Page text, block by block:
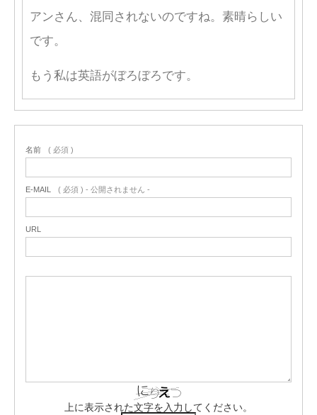
アンさん、混同されないのですね。素晴らしい
です。
もう私は英語がぼろぼろです。
名前 ( 必須 )
E-MAIL ( 必須 ) - 公開されません -
URL
上に表示された文字を入力してください。